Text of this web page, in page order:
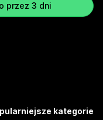
przez 3 dni
kategorie